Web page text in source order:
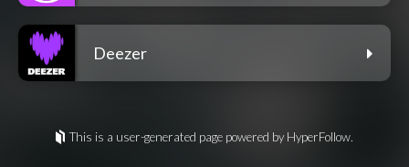
Deezer
This is a user-generated page powered by HyperFollow.